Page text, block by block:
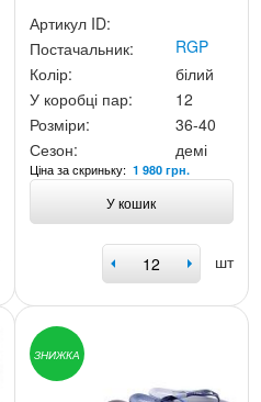
Артикул ID:
Постачальник:
RGP
Колір:
білий
У коробці пар:
12
Розміри:
36-40
Сезон:
демі
Ціна за скриньку:1 980 грн.
У кошик
шт
ЗНИЖКА